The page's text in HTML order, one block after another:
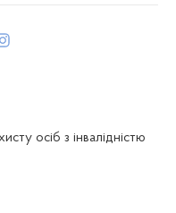
осіб з інвалідністю